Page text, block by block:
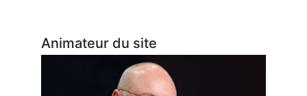
Animateur du site